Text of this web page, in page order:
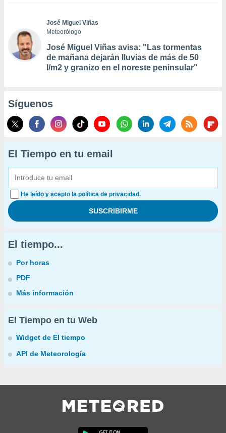
José Miguel Viñas
Meteorólogo
José Miguel Viñas avisa: "Las tormentas
de mañana dejarán lluvias de más de 50
l/m2 y granizo en el noreste peninsular"
Síguenos
El Tiempo en tu email
He leído y acepto la política de privacidad.
El tiempo...
Por horas
PDF
Más información
El Tiempo en tu Web
Widget de El tiempo
API de Meteorología